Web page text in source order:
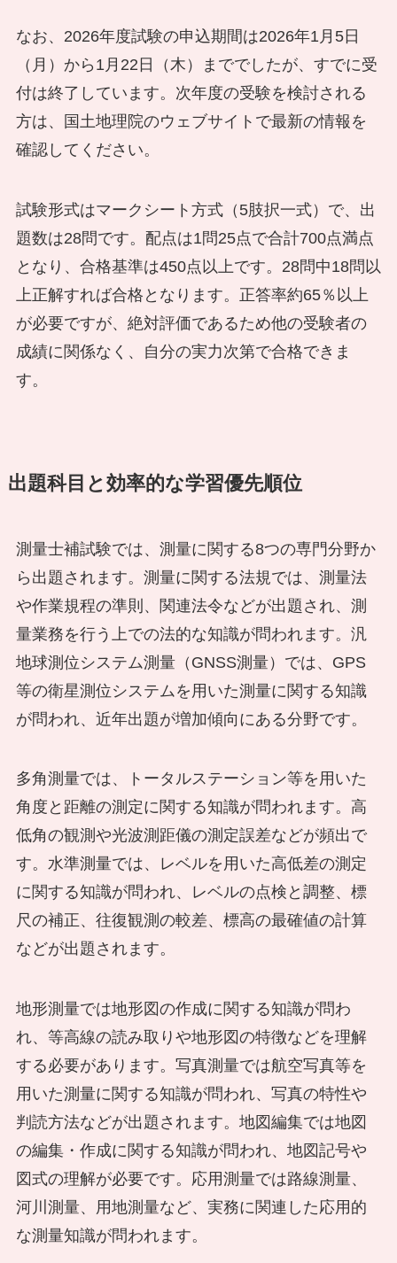
なお、2026年度試験の申込期間は2026年1月5日
（月）から1月22日（木）まででしたが、すでに受
付は終了しています。次年度の受験を検討される
方は、国土地理院のウェブサイトで最新の情報を
確認してください。
試験形式はマークシート方式（5肢択一式）で、出
題数は28問です。配点は1問25点で合計700点満点
となり、合格基準は450点以上です。28問中18問以
上正解すれば合格となります。正答率約65％以上
が必要ですが、絶対評価であるため他の受験者の
成績に関係なく、自分の実力次第で合格できま
す。
出題科目と効率的な学習優先順位
測量士補試験では、測量に関する8つの専門分野か
ら出題されます。測量に関する法規では、測量法
や作業規程の準則、関連法令などが出題され、測
量業務を行う上での法的な知識が問われます。汎
地球測位システム測量（GNSS測量）では、GPS
等の衛星測位システムを用いた測量に関する知識
が問われ、近年出題が増加傾向にある分野です。
多角測量では、トータルステーション等を用いた
角度と距離の測定に関する知識が問われます。高
低角の観測や光波測距儀の測定誤差などが頻出で
す。水準測量では、レベルを用いた高低差の測定
に関する知識が問われ、レベルの点検と調整、標
尺の補正、往復観測の較差、標高の最確値の計算
などが出題されます。
地形測量では地形図の作成に関する知識が問わ
れ、等高線の読み取りや地形図の特徴などを理解
する必要があります。写真測量では航空写真等を
用いた測量に関する知識が問われ、写真の特性や
判読方法などが出題されます。地図編集では地図
の編集・作成に関する知識が問われ、地図記号や
図式の理解が必要です。応用測量では路線測量、
河川測量、用地測量など、実務に関連した応用的
な測量知識が問われます。